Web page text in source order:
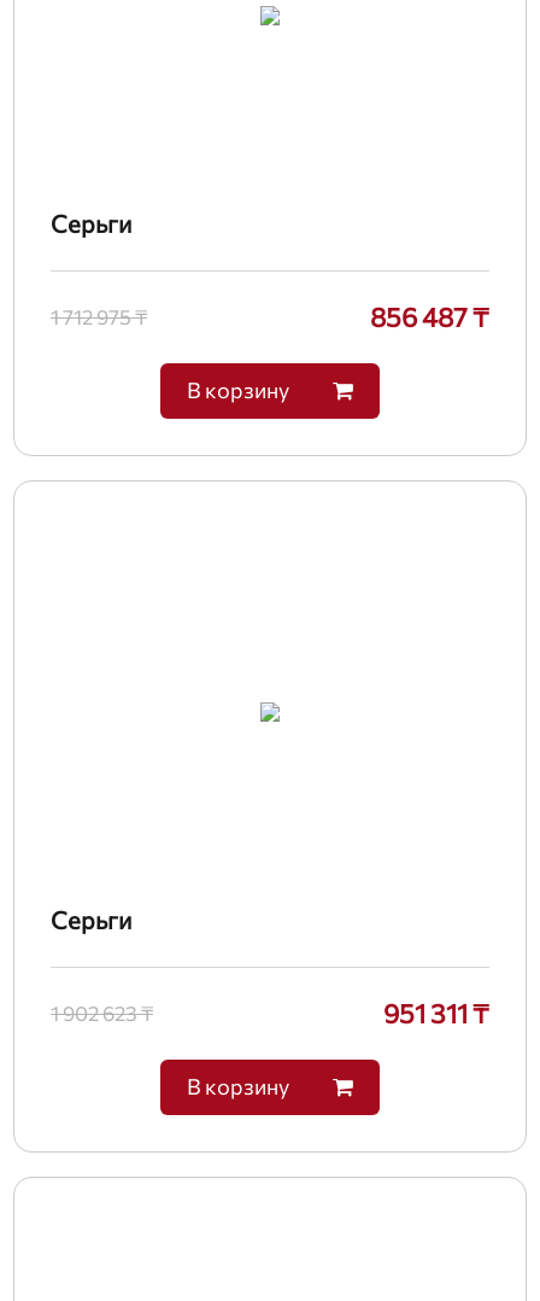
Серьги
1 712 975 ₸ 856 487 ₸
В корзину
Серьги
1 902 623 ₸ 951 311 ₸
В корзину